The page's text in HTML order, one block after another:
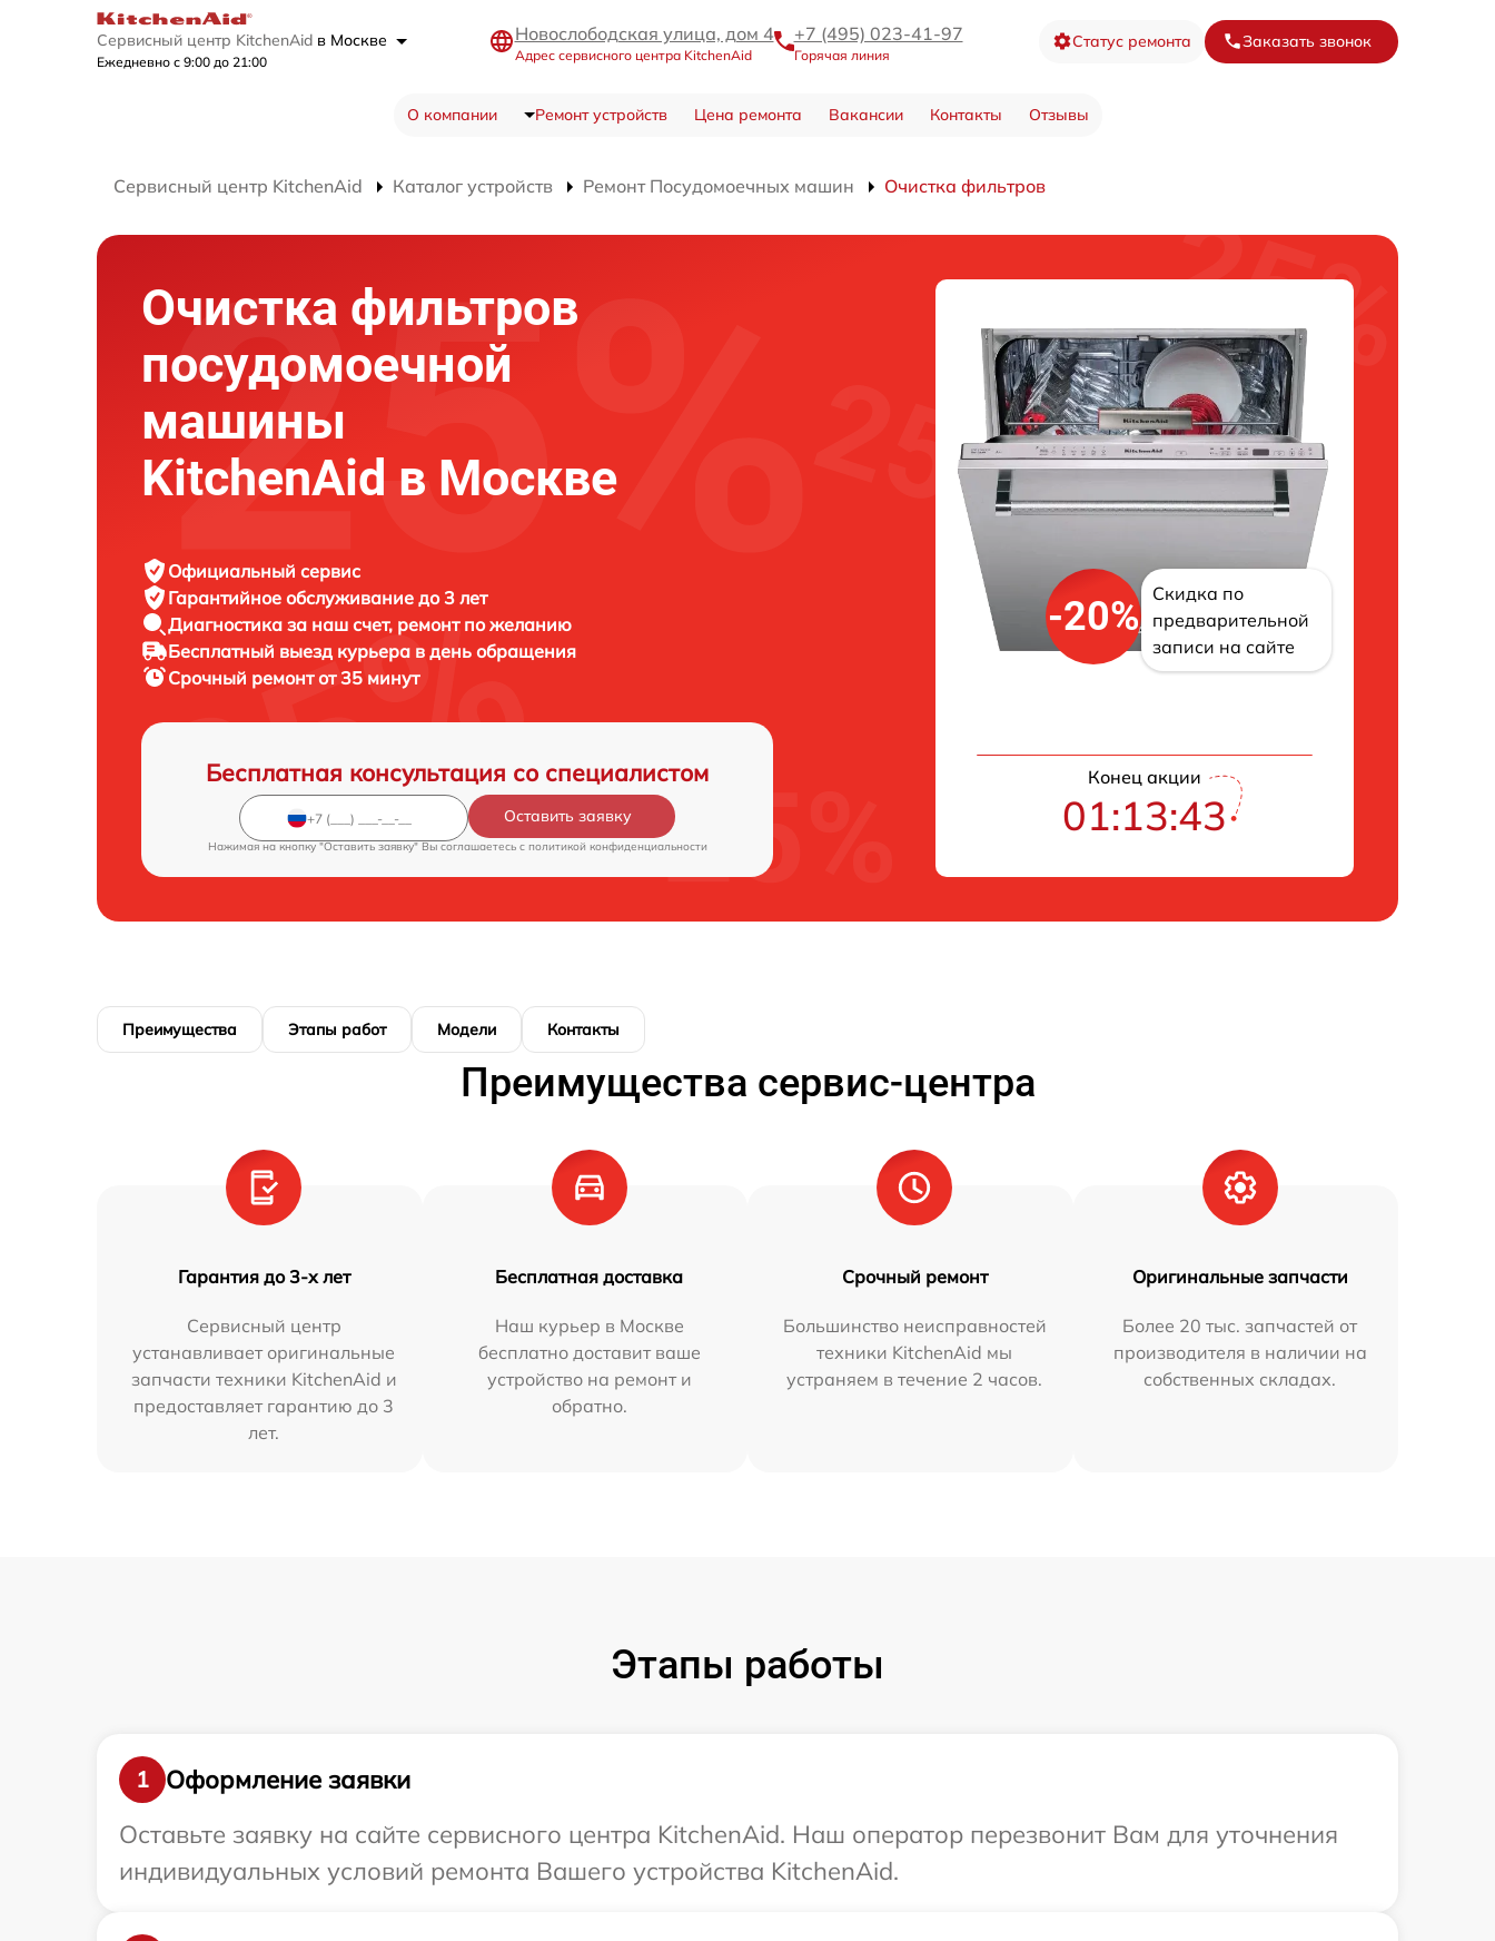
Сервисный центр KitchenAid в Москве
Ежедневно с 9:00 до 21:00
Новослободская улица, дом 4
Адрес сервисного центра KitchenAid
+7 (495) 023-41-97
Горячая линия
Статус ремонта Заказать звонок
О компании Ремонт устройств Цена ремонта Вакансии Контакты Отзывы
Сервисный центр KitchenAid Каталог устройств Ремонт Посудомоечных машин Очистка фильтров
Очистка фильтров
посудомоечной
машины
KitchenAid в Москве
Официальный сервис
Гарантийное обслуживание до 3 лет
Диагностика за наш счет, ремонт по желанию
Бесплатный выезд курьера в день обращения
Срочный ремонтот 35 минут
Бесплатная консультация со специалистом
Оставить заявку
Нажимая на кнопку "Оставить заявку" Вы соглашаетесь c политикой конфиденциальности
-20%
Скидка по
предварительной
записи на сайте
Конец акции
01:13:42
Преимущества Этапы работ Модели Контакты
Преимущества сервис-центра
Гарантия до 3-х лет
Сервисный центр
устанавливает оригинальные
запчасти техники KitchenAid и
предоставляет гарантию до 3
лет.
Бесплатная доставка
Наш курьер в Москве
бесплатно доставит ваше
устройство на ремонт и
обратно.
Срочный ремонт
Большинство неисправностей
техники KitchenAid мы
устраняем в течение 2 часов.
Оригинальные запчасти
Более 20 тыс. запчастей от
производителя в наличии на
собственных складах.
Этапы работы
1
Оформление заявки
Оставьте заявку на сайте сервисного центра KitchenAid. Наш оператор перезвонит Вам для уточнения
индивидуальных условий ремонта Вашего устройства KitchenAid.